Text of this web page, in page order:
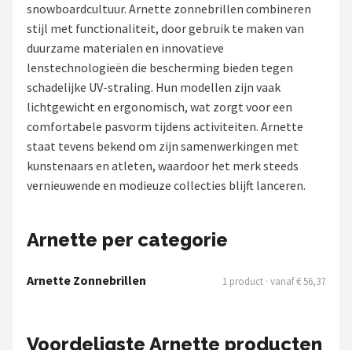
Shop
POPULAIRE MERKEN
KIMU
Kingseven
Sinner
Montuurtjevoorjou
snowboardcultuur. Arnette zonnebrillen combineren
stijl met functionaliteit, door gebruik te maken van
duurzame materialen en innovatieve
lenstechnologieën die bescherming bieden tegen
schadelijke UV-straling. Hun modellen zijn vaak
lichtgewicht en ergonomisch, wat zorgt voor een
comfortabele pasvorm tijdens activiteiten. Arnette
staat tevens bekend om zijn samenwerkingen met
kunstenaars en atleten, waardoor het merk steeds
vernieuwende en modieuze collecties blijft lanceren.
Arnette per categorie
Arnette Zonnebrillen 1 product · vanaf € 56,37
Voordeligste Arnette producten